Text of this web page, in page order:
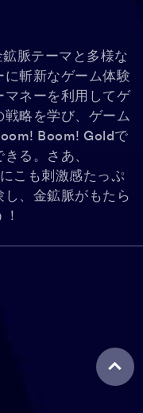
脈テーマと多様な
斬新なゲーム体験
マネーを利用してゲ
略を学び、ゲーム
Boom! Goldで
る。さあ、
こも刺激感たっぷ
し、金鉱脈がもたら